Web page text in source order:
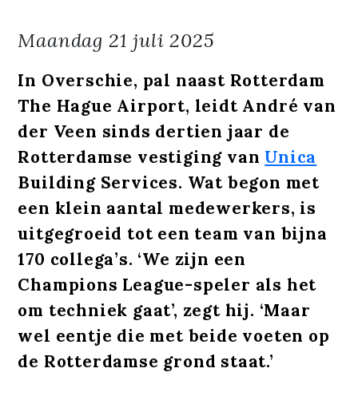
Maandag 21 juli 2025
In Overschie, pal naast Rotterdam
The Hague Airport, leidt André van
der Veen sinds dertien jaar de
Rotterdamse vestiging van Unica
Building Services. Wat begon met
een klein aantal medewerkers, is
uitgegroeid tot een team van bijna
170 collega’s. ‘We zijn een
Champions League-speler als het
om techniek gaat’, zegt hij. ‘Maar
wel eentje die met beide voeten op
de Rotterdamse grond staat.’